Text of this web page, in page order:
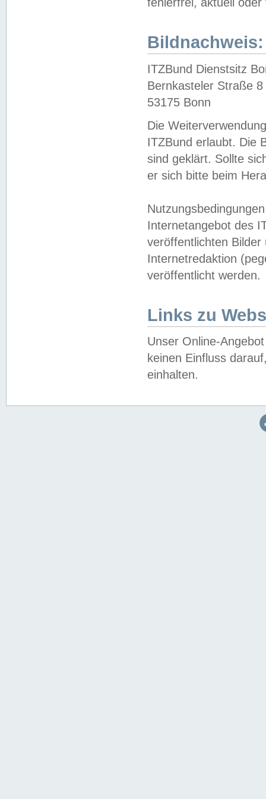
fehlerfrei, aktuell oder
Bildnachweis:
ITZBund Dienstsitz
Bernkasteler Straße 8
53175 Bonn
Die
ITZBund erlaubt. Die
sind geklärt. Sollte
er sich bitte beim
Internetangebot des
veröffentlichten
Internetredaktion
veröffentlicht werden.
Links zu
Unser Online-
keinen Einfluss
einhalten.